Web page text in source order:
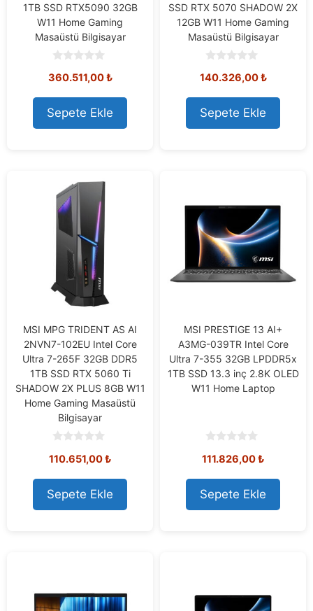
1TB SSD RTX5090 32GB
W11 Home Gaming
Masaüstü Bilgisayar
o
t
o
f
5
360.511,00₺
Sepete Ekle
SSD RTX 5070 SHADOW 2X
12GB W11 Home Gaming
Masaüstü Bilgisayar
o
t
o
f
5
140.326,00₺
Sepete Ekle
MSI MPG TRIDENT AS AI
2NVN7-102EU Intel Core
Ultra 7-265F 32GB DDR5
1TB SSD RTX 5060 Ti
SHADOW 2X PLUS 8GB W11
Home Gaming Masaüstü
Bilgisayar
o
t
o
f
5
110.651,00₺
Sepete Ekle
MSI PRESTIGE 13 AI+
A3MG-039TR Intel Core
Ultra 7-355 32GB LPDDR5x
1TB SSD 13.3 inç 2.8K OLED
W11 Home Laptop
o
t
o
f
5
111.826,00₺
Sepete Ekle